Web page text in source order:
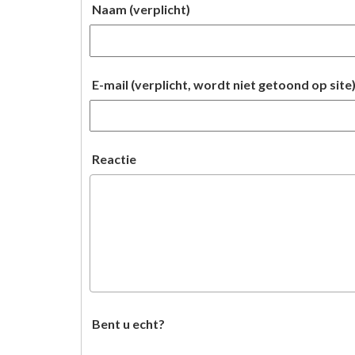
Naam (verplicht)
E-mail (verplicht, wordt niet getoond op site)
Reactie
Bent u echt?